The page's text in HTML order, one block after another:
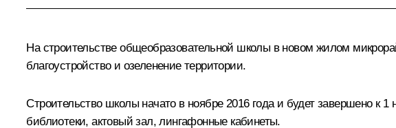
На строительстве общеобразовательной школы в новом жилом
благоустройство и озеленение территории.
Строительство школы начато в ноябре 2016 года и будет завершено
библиотеки, актовый зал, лингафонные кабинеты.